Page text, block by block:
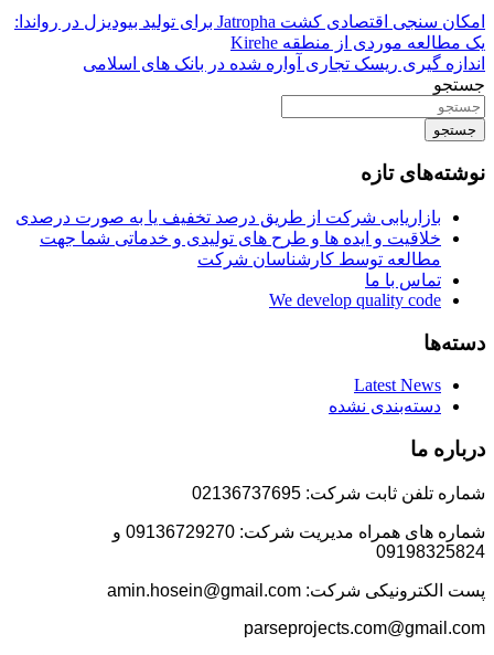
امکان سنجی اقتصادی کشت Jatropha برای تولید بیودیزل در رواندا:
یک مطالعه موردی از منطقه Kirehe
اندازه گیری ریسک تجاری آواره شده در بانک های اسلامی
جستجو
جستجو
نوشته‌های تازه
بازاریابی شرکت از طریق درصد تخفیف یا به صورت درصدی
خلاقیت و ایده ها و طرح های تولیدی و خدماتی شما جهت
مطالعه توسط کارشناسان شرکت
تماس با ما
We develop quality code
دسته‌ها
Latest News
دسته‌بندی نشده
درباره ما
شماره تلفن ثابت شرکت: 02136737695
شماره های همراه مدیریت شرکت: 09136729270 و
09198325824
پست الکترونیکی شرکت: amin.hosein@gmail.com
parseprojects.com@gmail.com